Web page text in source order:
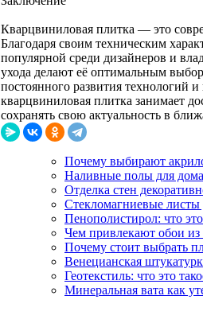
Кварцвиниловая плитка — это
Благодаря своим техническим
популярной среди дизайнеров и
ухода делают её оптимальным
постоянного развития технологий
кварцвиниловая плитка занимает
сохранять свою актуальность в
Почему выбирают
Наливные полы для дома
Отделка стен
Стекломагниевые листы
Пенополистирол: что
Чем привлекают обои из
Почему стоит выбрать
Венецианская
Геотекстиль: что это
Минеральная вата как